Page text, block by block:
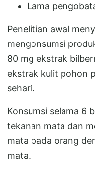
Lama
Penelitian awal
mengonsumsi
80 mg ekstrak
ekstrak kulit pohon
sehari.
Konsumsi selama 6
tekanan mata dan
mata pada orang
mata.